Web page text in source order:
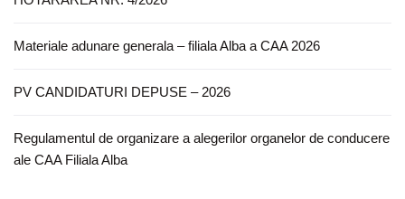
Materiale adunare generala – filiala Alba a CAA 2026
PV CANDIDATURI DEPUSE – 2026
Regulamentul de organizare a alegerilor organelor de conducere
ale CAA Filiala Alba